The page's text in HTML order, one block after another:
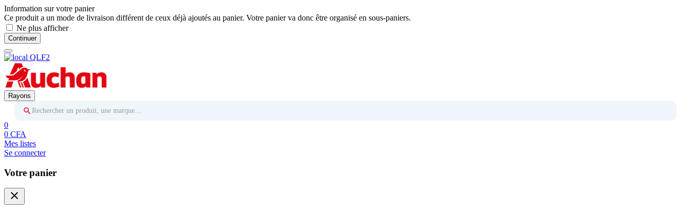
Information sur votre panier
Ce produit a un mode de livraison différent de ceux déjà ajoutés au panier. Votre panier va donc être organisé en sous-paniers.
Ne plus afficher
Continuer
Rayons
Rechercher un produit, une marque...
0
0 CFA
Mes listes
Se connecter
Votre panier
close